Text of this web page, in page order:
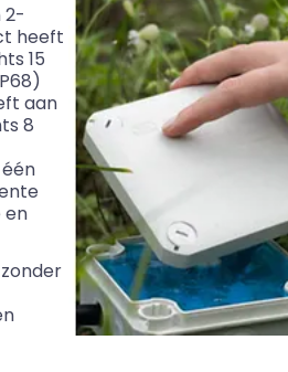
2-
heeft
15
aan
8
en